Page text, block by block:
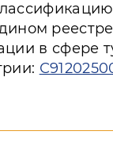
в сфере